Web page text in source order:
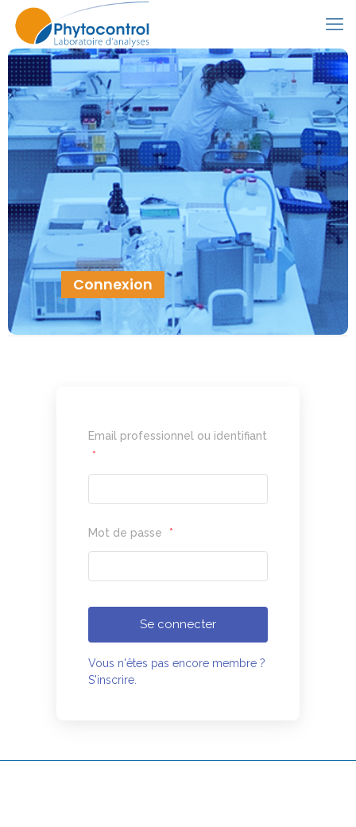
Connexion
Email professionnel ou identifiant
*
Mot de passe *
Se connecter
Vous n'êtes pas encore membre ?
S'inscrire.